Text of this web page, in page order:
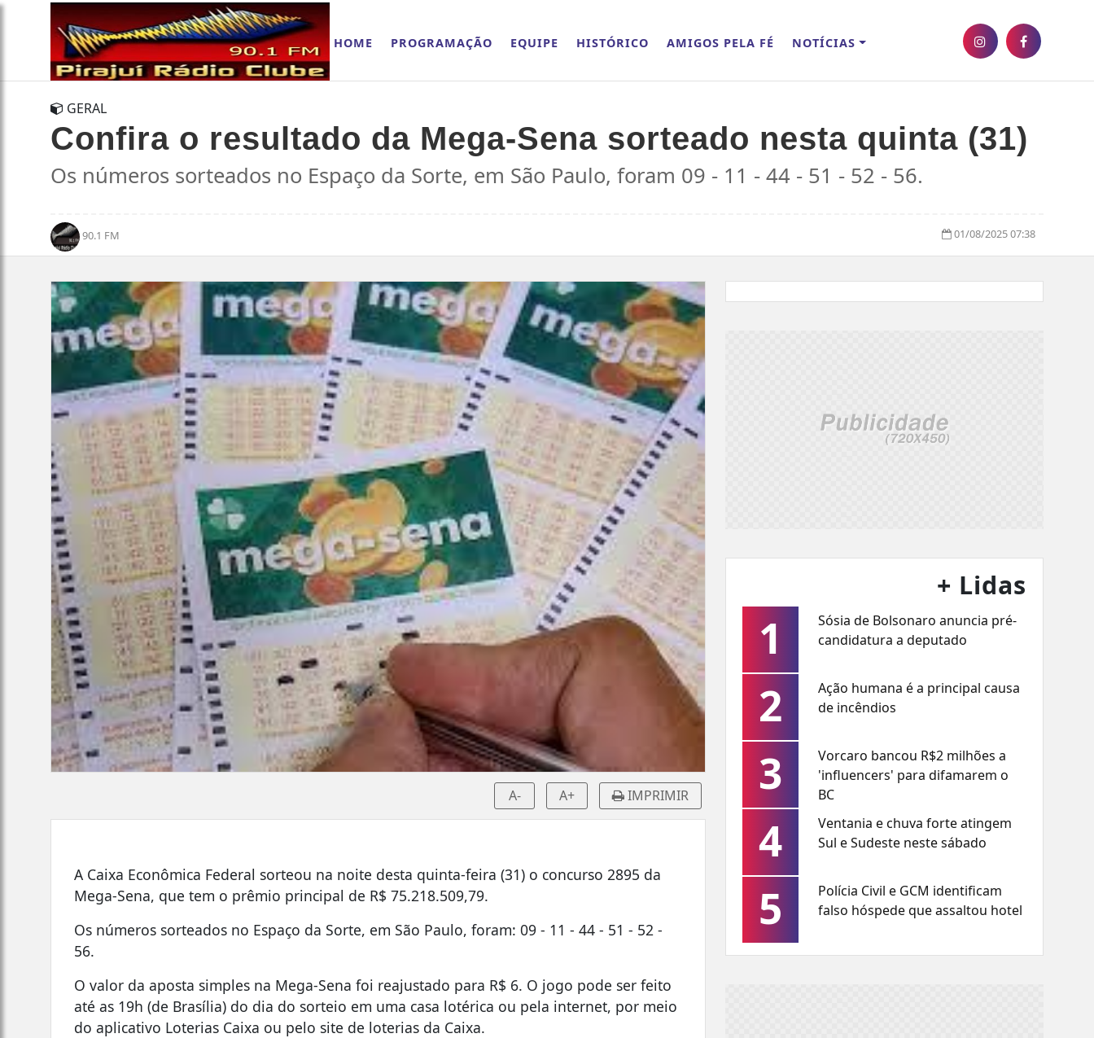
HOME PROGRAMAÇÃO EQUIPE HISTÓRICO AMIGOS PELA FÉ NOTÍCIAS
GERAL
Confira o resultado da Mega-Sena sorteado nesta quinta (31)
Os números sorteados no Espaço da Sorte, em São Paulo, foram 09 - 11 - 44 - 51 - 52 - 56.
90.1 FM 01/08/2025 07:38
A- A+ IMPRIMIR
A Caixa Econômica Federal sorteou na noite desta quinta-feira (31) o concurso 2895 da
Mega-Sena, que tem o prêmio principal de R$ 75.218.509,79.
Os números sorteados no Espaço da Sorte, em São Paulo, foram: 09 - 11 - 44 - 51 - 52 -
56.
O valor da aposta simples na Mega-Sena foi reajustado para R$ 6. O jogo pode ser feito
até as 19h (de Brasília) do dia do sorteio em uma casa lotérica ou pela internet, por meio
do aplicativo Loterias Caixa ou pelo site de loterias da Caixa.
+ Lidas
1
Sósia de Bolsonaro anuncia pré-
candidatura a deputado
2
Ação humana é a principal causa
de incêndios
3
Vorcaro bancou R$2 milhões a
'influencers' para difamarem o
BC
4
Ventania e chuva forte atingem
Sul e Sudeste neste sábado
5
Polícia Civil e GCM identificam
falso hóspede que assaltou hotel